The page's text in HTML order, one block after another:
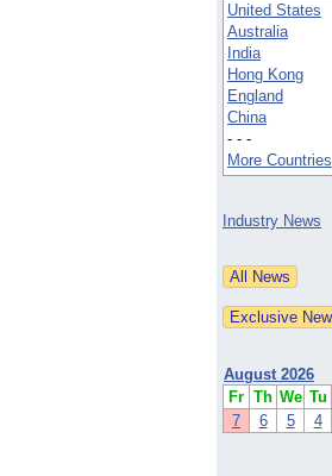
United States
Australia
India
Hong Kong
England
China
- - -
More Countries
Industry News
August 2026
Fr Th We Tu
7
6 5 4